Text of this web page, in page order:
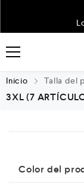
Inicio Talla del
3XL(7
Color del